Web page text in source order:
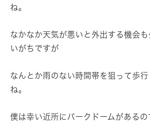
ね。
なかなか天気が悪いと外出する機会
いがちですが
なんとか雨のない時間帯を狙って歩行
ね。
僕は幸い近所にパークドームがある